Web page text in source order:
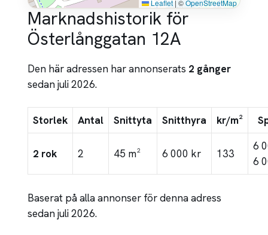
Leaflet | ©OpenStreetMap
Marknadshistorik för
Österlånggatan 12A
Den här adressen har annonserats 2 gånger
sedan juli 2026.
Storlek Antal Snittyta Snitthyra kr/m²
2 rok 2 45 m² 6 000 kr 133
6
6
Baserat på alla annonser för denna adress
sedan juli 2026.